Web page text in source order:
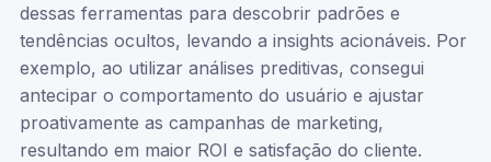
dessas ferramentas para descobrir padrões e
tendências ocultos, levando a insights acionáveis. Por
exemplo, ao utilizar análises preditivas, consegui
antecipar o comportamento do usuário e ajustar
proativamente as campanhas de marketing,
resultando em maior ROI e satisfação do cliente.